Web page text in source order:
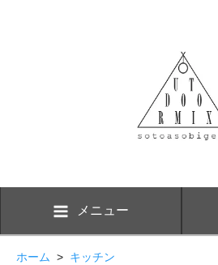
メニュー
ホーム > キッチン